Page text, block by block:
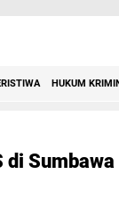
HUKUM
di Sumbawa